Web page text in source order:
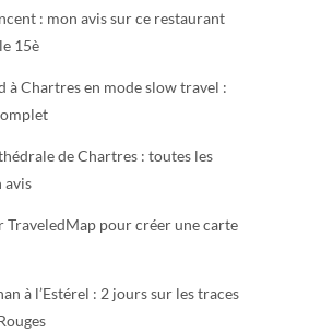
: mon avis sur ce restaurant
15è
à Chartres en mode slow travel :
de Chartres : toutes les
avis
TraveledMap pour créer une carte
à l’Estérel : 2 jours sur les traces